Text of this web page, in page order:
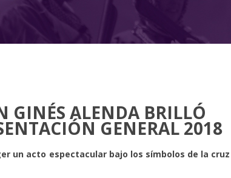
GINÉS ALENDA BRILLÓ
GENERAL 2018
un acto espectacular bajo los símbolos de la cruz